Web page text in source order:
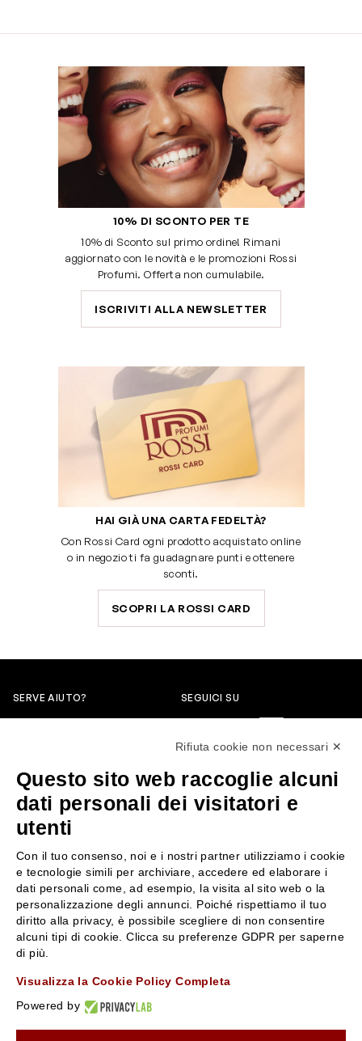
10% DI SCONTO PER TE
10% di Sconto sul primo ordine! Rimani
aggiornato con le novità e le promozioni Rossi
Profumi. Offerta non cumulabile.
ISCRIVITI ALLA NEWSLETTER
HAI GIÀ UNA CARTA FEDELTÀ?
Con Rossi Card ogni prodotto acquistato online
o in negozio ti fa guadagnare punti e ottenere
sconti.
SCOPRI LA ROSSI CARD
SERVE AIUTO?
servizioclienti@rossiprofumi.it
SEGUICI SU
SERVIZIO CLIENTI
Resi e rimborsi
Pagamenti
Spedizione
Condizioni generali di vendita
Privacy Policy
Chi siamo
Contattaci
Negozi
Attiva la Rossi Card
Lavora con noi
Rifiuta cookie non necessari ✕
Questo sito web raccoglie alcuni
dati personali dei visitatori e
utenti
Con il tuo consenso, noi e i nostri partner utilizziamo i cookie
e tecnologie simili per archiviare, accedere ed elaborare i
dati personali come, ad esempio, la visita al sito web o la
personalizzazione degli annunci. Poiché rispettiamo il tuo
diritto alla privacy, è possibile scegliere di non consentire
alcuni tipi di cookie. Clicca su preferenze GDPR per saperne
di più.
Visualizza la Cookie Policy Completa
Powered by